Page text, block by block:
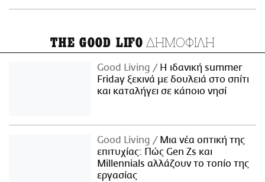
THE GOOD LIFO ΔΗΜΟΦΙΛΗ
Good Living
Η ιδανική summer
Friday ξεκινά με δουλειά στο σπίτι
και καταλήγει σε κάποιο νησί
Good Living
Μια νέα οπτική της
επιτυχίας: Πώς Gen Zs και
Millennials αλλάζουν το τοπίο της
εργασίας